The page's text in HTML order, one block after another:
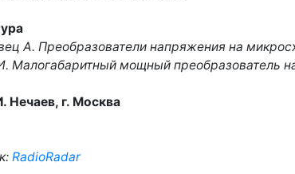
А. Преобразователи напряжения на
Малогабаритный мощный преобразователь
Нечаев, г. Москва
RadioRadar